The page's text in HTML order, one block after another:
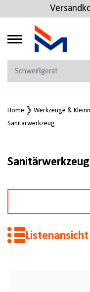
MEIN KONTO
Jetzt anmelden
Home Werkzeuge &
Sanitärwerkzeug
Sanitärwerkzeug
Listenansicht